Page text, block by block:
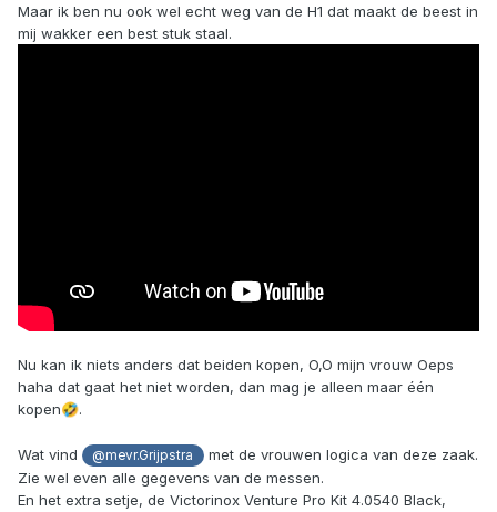
Maar ik ben nu ook wel echt weg van de H1 dat maakt de beest in
mij wakker een best stuk staal.
Nu kan ik niets anders dat beiden kopen, O,O mijn vrouw Oeps
haha dat gaat het niet worden, dan mag je alleen maar één
kopen🤣.
Wat vind @mevr.Grijpstra
met de vrouwen logica van deze zaak.
Zie wel even alle gegevens van de messen.
En het extra setje, de Victorinox Venture Pro Kit 4.0540 Black,